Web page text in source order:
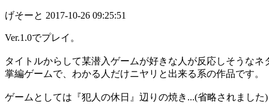
げそーと 2017-10-26 09:25:51
Ver.1.0でプレイ。
タイトルからして某潜入ゲームが好きな人が反応しそうなネ
掌編ゲームで、わかる人だけニヤリと出来る系の作品です。
ゲームとしては『犯人の休日』辺りの焼き...(省略されました)